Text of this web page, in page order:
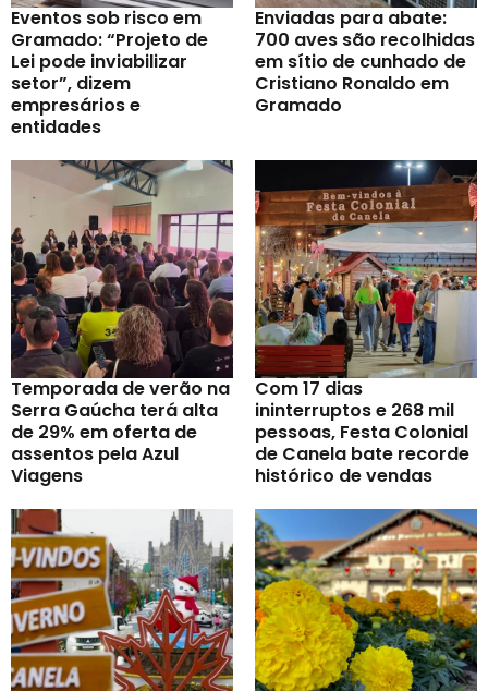
Eventos sob risco em
Gramado: “Projeto de
Lei pode inviabilizar
setor”, dizem
empresários e
entidades
Enviadas para abate:
700 aves são recolhidas
em sítio de cunhado de
Cristiano Ronaldo em
Gramado
Temporada de verão na
Serra Gaúcha terá alta
de 29% em oferta de
assentos pela Azul
Viagens
Com 17 dias
ininterruptos e 268 mil
pessoas, Festa Colonial
de Canela bate recorde
histórico de vendas